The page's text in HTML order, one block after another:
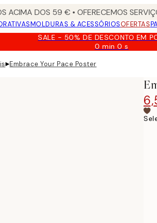
ACIMA DOS 59 € • OFERECEMOS
MOLDURAS & ACESSÓRIOSOFERTAS
SALE - 50% DE DESCONTO EM
0 min0 s
Válido
▸Embrace Your Pace Poster